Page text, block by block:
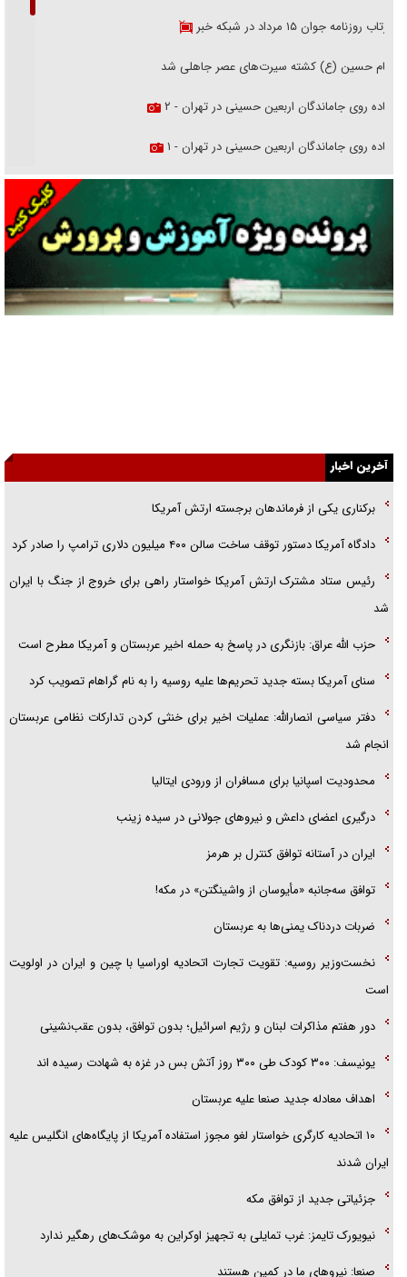
بازتاب روزنامه جوان ۱۵ مرداد در شبکه خبر
امام حسین (ع) کشته سیرت‌های عصر جاهلی شد
پیاده روی جاماندگان اربعین حسینی در تهران - ۲
پیاده روی جاماندگان اربعین حسینی در تهران - ۱
فریاد‌ها و ناله‌های دوستان مبارزدلم را آتش می‌زد
تغییر رویه دشمن در ترور از شیخ فضل‌الله تا مصباح یزدی
خرید قسطی اولش خنده و آخرش گریه است!
فوتبال و آن «بالا»!
گفت‌وگو با خواهر یکی از شهدای جنگ رمضان/ خواهرم فرمانده جهادی و
جزئیات شکنجه‌هایم فراتر از آن است که در بیان بگنجد!
گزارش «جوان» از قوانین سخت‌گیرانه ۶ قاره در برابر یورش به پاسگاه‌های
پلیس
آخرین اخبار
برکناری یکی از فرماندهان برجسته ارتش آمریکا
دادگاه آمریکا دستور توقف ساخت سالن ۴۰۰ میلیون دلاری ترامپ را صادر کرد
رئیس ستاد مشترک ارتش آمریکا خواستار راهی برای خروج از جنگ با ایران
شد
حزب الله عراق: بازنگری در پاسخ به حمله اخیر عربستان و آمریکا مطرح است
سنای آمریکا بسته جدید تحریم‌ها علیه روسیه را به نام گراهام تصویب کرد
دفتر سیاسی انصارالله: عملیات اخیر برای خنثی کردن تدارکات نظامی عربستان
انجام شد
محدودیت اسپانیا برای مسافران از ورودی ایتالیا
درگیری اعضای داعش و نیروهای جولانی در سیده زینب
ایران در آستانه توافق کنترل بر هرمز
توافق سه‌جانبه «مأیوسان از واشینگتن» در مکه!
ضربات دردناک یمنی‌ها به عربستان
نخست‌وزیر روسیه:‌ تقویت تجارت اتحادیه اوراسیا با چین و ایران در اولویت
است
دور هفتم مذاکرات لبنان و رژیم اسرائیل؛ بدون توافق، بدون عقب‌نشینی
یونیسف: ۳۰۰ کودک طی ۳۰۰ روز آتش بس در غزه به شهادت رسیده اند
اهداف معادله جدید صنعا علیه عربستان
۱۰ اتحادیه کارگری خواستار لغو مجوز استفاده آمریکا از پایگاه‌های انگلیس علیه
ایران شدند
جزئیاتی جدید از توافق مکه
نیویورک تایمز: غرب تمایلی به تجهیز اوکراین به موشک‌های رهگیر ندارد